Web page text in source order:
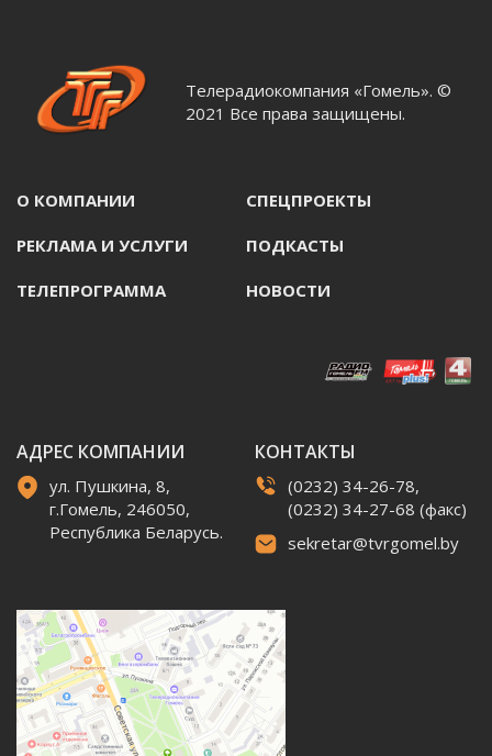
Телерадиокомпания «Гомель». ©
2021 Все права защищены.
О КОМПАНИИ СПЕЦПРОЕКТЫ
РЕКЛАМА И УСЛУГИ ПОДКАСТЫ
ТЕЛЕПРОГРАММА НОВОСТИ
АДРЕС КОМПАНИИ
ул. Пушкина, 8,
г.Гомель, 246050,
Республика Беларусь.
КОНТАКТЫ
(0232) 34-26-78,
(0232) 34-27-68 (факс)
sekretar@tvrgomel.by